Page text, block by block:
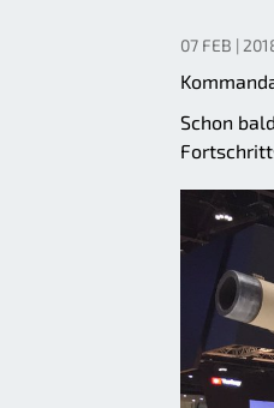
07 FEB |
Schon